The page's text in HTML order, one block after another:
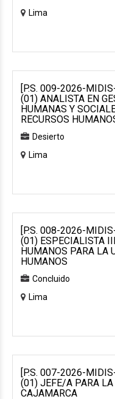
Lima
[P.S. 009-2026-
(01) ANALISTA EN
HUMANAS Y
RECURSOS
Desierto
Lima
[P.S. 008-2026-
(01) ESPECIALISTA
HUMANOS PARA LA
HUMANOS
Concluido
Lima
[P.S. 007-2026-
(01) JEFE/A PARA
CAJAMARCA